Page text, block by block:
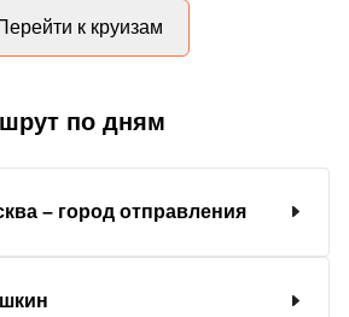
к круизам
по дням
– город отправления